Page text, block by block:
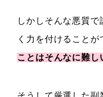
しかしそんな悪質
く力を付けることが
ことはそんなに難し